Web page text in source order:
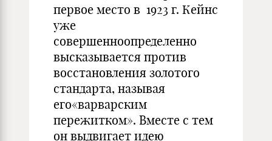
первое место в 1923 г. Кейнс
уже
совершенноопределенно
высказывается против
восстановления золотого
стандарта, называя
его«варварским
пережитком». Вместе с тем
он выдвигает идею